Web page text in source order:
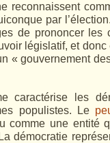
reconnaissent
par
de prononcer les
législatif, et
« gouvernement
caractérise les
populistes. Le
comme une entité
démocratie